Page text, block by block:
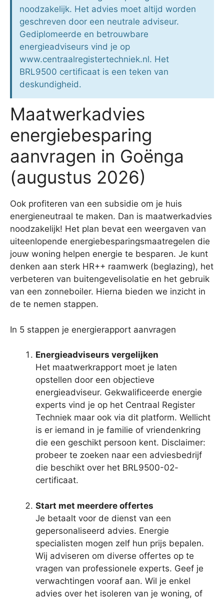
noodzakelijk. Het advies moet altijd worden
geschreven door een neutrale adviseur.
Gediplomeerde en betrouwbare
energieadviseurs vind je op
www.centraalregistertechniek.nl. Het
BRL9500 certificaat is een teken van
deskundigheid.
Maatwerkadvies
energiebesparing
aanvragen in Goënga
(augustus 2026)
Ook profiteren van een subsidie om je huis
energieneutraal te maken. Dan is maatwerkadvies
noodzakelijk! Het plan bevat een weergaven van
uiteenlopende energiebesparingsmaatregelen die
jouw woning helpen energie te besparen. Je kunt
denken aan sterk HR++ raamwerk (beglazing), het
verbeteren van buitengevelisolatie en het gebruik
van een zonneboiler. Hierna bieden we inzicht in
de te nemen stappen.
In 5 stappen je energierapport aanvragen
Energieadviseurs vergelijken
Het maatwerkrapport moet je laten
opstellen door een objectieve
energieadviseur. Gekwalificeerde energie
experts vind je op het Centraal Register
Techniek maar ook via dit platform. Wellicht
is er iemand in je familie of vriendenkring
die een geschikt persoon kent. Disclaimer:
probeer te zoeken naar een adviesbedrijf
die beschikt over het BRL9500-02-
certificaat.
Start met meerdere offertes
Je betaalt voor de dienst van een
gepersonaliseerd advies. Energie
specialisten mogen zelf hun prijs bepalen.
Wij adviseren om diverse offertes op te
vragen van professionele experts. Geef je
verwachtingen vooraf aan. Wil je enkel
advies over het isoleren van je woning, of